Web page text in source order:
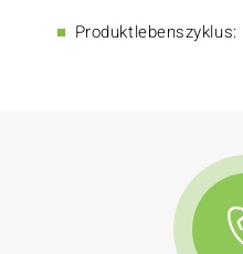
Produktlebenszyklus: